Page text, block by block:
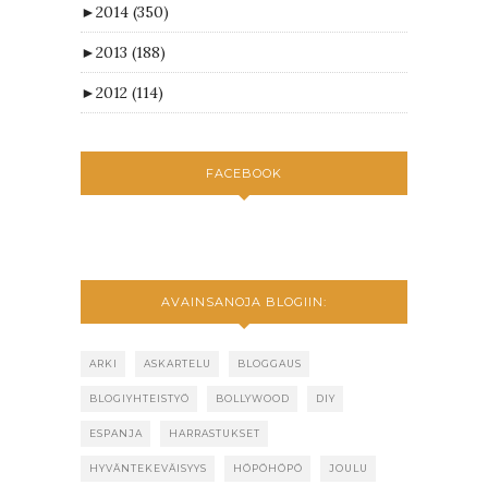
►2014 (350)
►2013 (188)
►2012 (114)
FACEBOOK
AVAINSANOJA BLOGIIN:
ARKI ASKARTELU BLOGGAUS
BLOGIYHTEISTYÖ BOLLYWOOD DIY
ESPANJA HARRASTUKSET
HYVÄNTEKEVÄISYYS HÖPÖHÖPÖ JOULU